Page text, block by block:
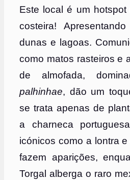
Este local é um hotspot
costeira!
dunas e lagoas.
como matos rasteiros e
de almofada,
palhinhae, dão um
se trata apenas de
a charneca
icónicos como a lontra
fazem aparições,
Torgal alberga o raro